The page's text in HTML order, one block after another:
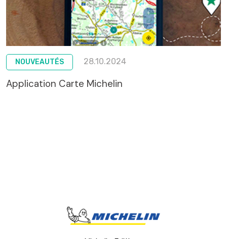
NOUVEAUTÉS 28.10.2024
Application Carte Michelin